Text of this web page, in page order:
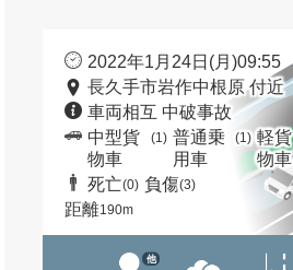
2022年1月24日(月)09:55
長久手市岩作中根原 付近
車両相互 中破事故
中型貨
物車
(1) 普通乗
用車
(1) 軽貨
物車
死亡(0) 負傷(3)
距離190m
他